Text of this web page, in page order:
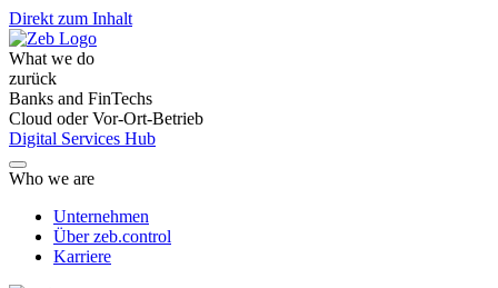
Direkt zum Inhalt
What we do
zurück
Banks and FinTechs
Cloud oder Vor-Ort-Betrieb
Digital Services Hub
Who we are
Unternehmen
Über zeb.control
Karriere